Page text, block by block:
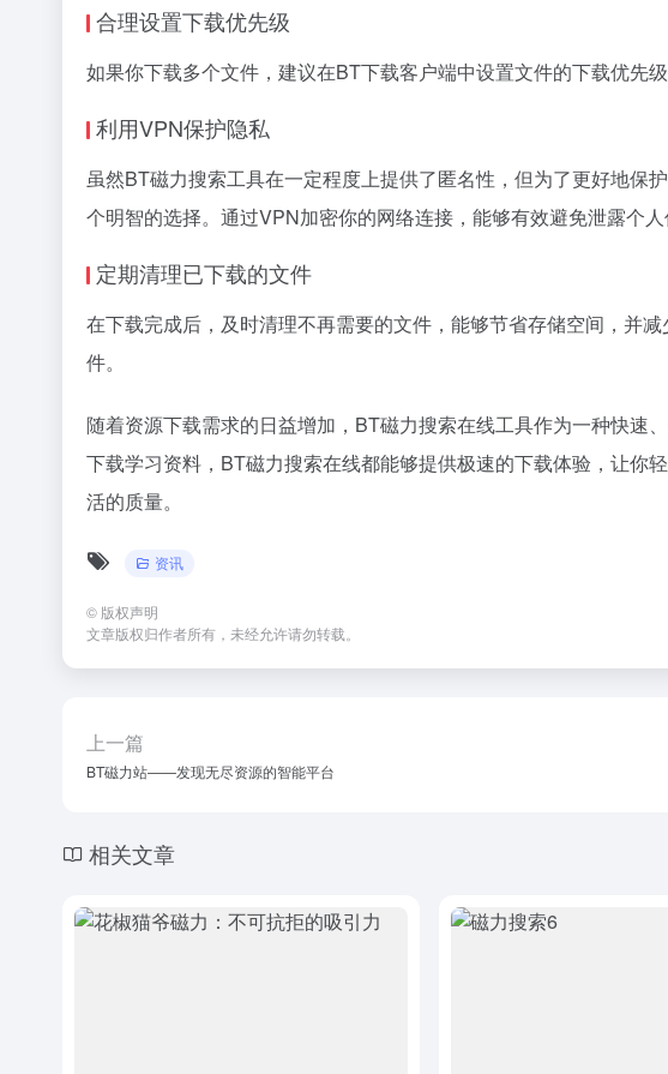
合理设置下载优先级
如果你下载多个文件，建议在BT下载客户端中设置文件的下载优先
利用VPN保护隐私
虽然BT磁力搜索工具在一定程度上提供了匿名性，但为了更好地保
个明智的选择。通过VPN加密你的网络连接，能够有效避免泄露个人
定期清理已下载的文件
在下载完成后，及时清理不再需要的文件，能够节省存储空间，并
件。
随着资源下载需求的日益增加，BT磁力搜索在线工具作为一种快速
下载学习资料，BT磁力搜索在线都能够提供极速的下载体验，让你
活的质量。
资讯
© 版权声明
文章版权归作者所有，未经允许请勿转载。
上一篇
BT磁力站——发现无尽资源的智能平台
相关文章